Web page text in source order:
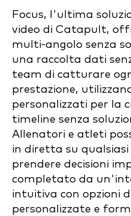
Focus, l'ultima
video di Catapult,
multi-angolo senza
una raccolta dati
team di catturare
prestazione,
personalizzati per la
timeline senza
Allenatori e atleti
in diretta su
prendere decisioni
completato da
intuitiva con opzioni
personalizzate e